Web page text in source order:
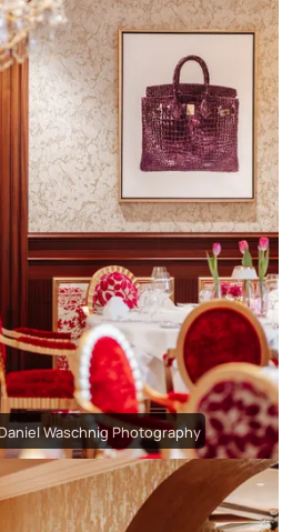
Waschnig Photography